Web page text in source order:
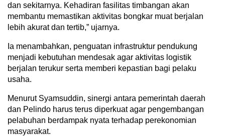
dan sekitarnya. Kehadiran fasilitas timbangan akan
membantu memastikan aktivitas bongkar muat berjalan
lebih akurat dan tertib,” ujarnya.
Ia menambahkan, penguatan infrastruktur pendukung
menjadi kebutuhan mendesak agar aktivitas logistik
berjalan terukur serta memberi kepastian bagi pelaku
usaha.
Menurut Syamsuddin, sinergi antara pemerintah daerah
dan Pelindo harus terus diperkuat agar pengembangan
pelabuhan berdampak nyata terhadap perekonomian
masyarakat.